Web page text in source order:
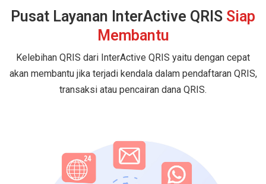
Pusat Layanan InterActive QRIS Siap
Membantu
Kelebihan QRIS dari InterActive QRIS yaitu dengan cepat
akan membantu jika terjadi kendala dalam pendaftaran QRIS,
transaksi atau pencairan dana QRIS.